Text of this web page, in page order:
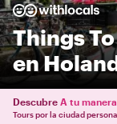
Things
en
Descubre A tu manera
Tours por la ciudad